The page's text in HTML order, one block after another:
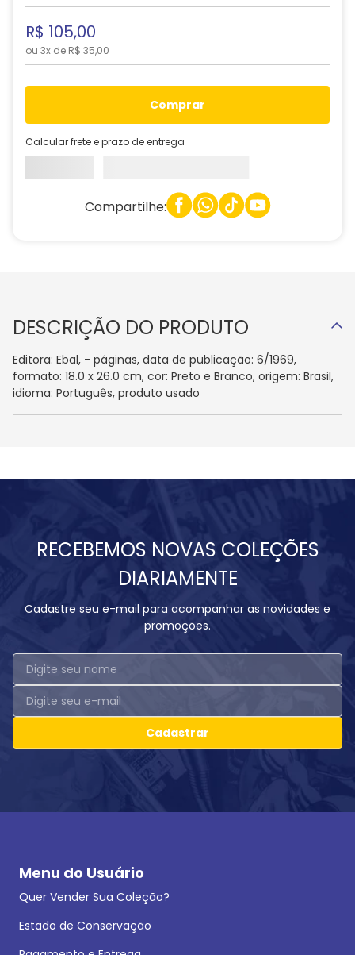
R$ 105,00
ou 3x de R$ 35,00
comprar
Calcular frete e prazo de entrega
Compartilhe:
DESCRIÇÃO DO PRODUTO
Editora: Ebal, - páginas, data de publicação: 6/1969,
formato: 18.0 x 26.0 cm, cor: Preto e Branco, origem: Brasil,
idioma: Português, produto usado
RECEBEMOS NOVAS COLEÇÕES
DIARIAMENTE
Cadastre seu e-mail para acompanhar as novidades e
promoções.
Cadastrar
Menu do Usuário
Quer Vender Sua Coleção?
Estado de Conservação